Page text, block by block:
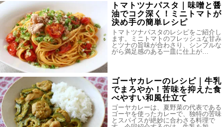
トマトツナパスタ｜味噌と醤
油でコク深く！ミニトマトが
決め手の簡単レシピ
トマトツナパスタのレシピをご紹介し
ます。ミニトマトのフレッシュな甘み
とツナの旨味が合わさり、シンプルな
がら満足感のある一皿に仕上が…
ゴーヤカレーのレシピ｜牛乳
でまろやか！苦味を抑えた食
べやすい和風仕立て
ゴーヤカレーは、夏野菜の代表である
ゴーヤを使ったカレーで、独特の苦味
とスパイスが絶妙に合わさる料理で